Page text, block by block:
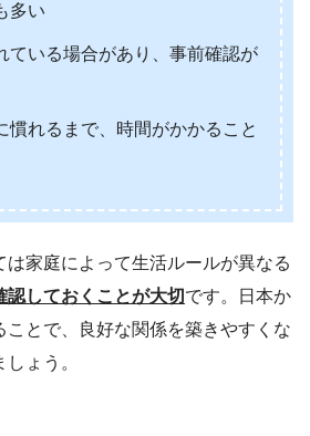
多い
ている場合があり、事前確認が
慣れるまで、時間がかかること
は家庭によって生活ルールが異なる
認しておくことが大切 です。日本か
ことで、良好な関係を築きやすくな
ょう。